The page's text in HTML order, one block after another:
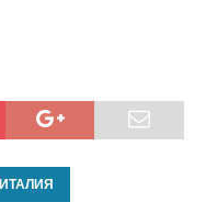
ИТАЛИЯ